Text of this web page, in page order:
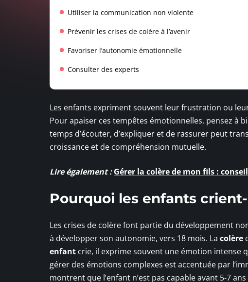
Utiliser la communication non violente
Prévenir les crises de colère à l’avenir
Favoriser l’autonomie émotionnelle
Consulter des experts
Les enfants expriment souvent leur frustration ou
Pour apaiser ces tempêtes émotionnelles, pensez à
temps d’écouter, d’expliquer et de rassurer peut
croissance et de compréhension mutuelle.
Lire également : Gérer la colère de mon fils :
Pourquoi les enfants
Les crises de colère font partie du développement
à développer son autonomie, vers 18 mois. La colère
enfant crie, il exprime souvent une émotion intense
gérer des émotions complexes est accentuée par
montrent que l’enfant n’est pas capable avant 5-7